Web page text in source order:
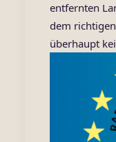
entfernten
dem
überhaupt